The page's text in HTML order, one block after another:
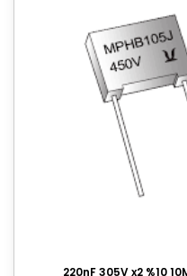
220nF 305V x2 %10